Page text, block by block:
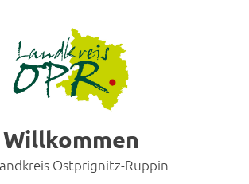
Willkommen
Ostprignitz-Ruppin